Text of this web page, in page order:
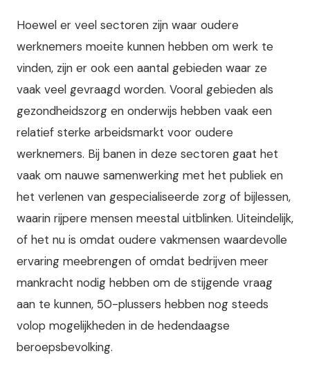
Hoewel er veel sectoren zijn waar oudere
werknemers moeite kunnen hebben om werk te
vinden, zijn er ook een aantal gebieden waar ze
vaak veel gevraagd worden. Vooral gebieden als
gezondheidszorg en onderwijs hebben vaak een
relatief sterke arbeidsmarkt voor oudere
werknemers. Bij banen in deze sectoren gaat het
vaak om nauwe samenwerking met het publiek en
het verlenen van gespecialiseerde zorg of bijlessen,
waarin rijpere mensen meestal uitblinken. Uiteindelijk,
of het nu is omdat oudere vakmensen waardevolle
ervaring meebrengen of omdat bedrijven meer
mankracht nodig hebben om de stijgende vraag
aan te kunnen, 50-plussers hebben nog steeds
volop mogelijkheden in de hedendaagse
beroepsbevolking.